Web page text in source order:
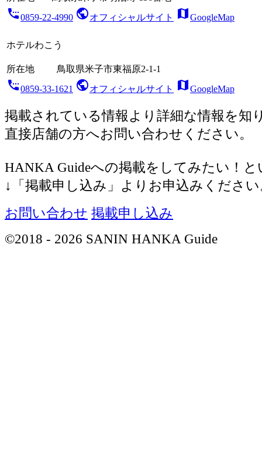
settings_phone0859-22-4990 publicオフィシャルサイト mapGoogleMap
ホテルわこう
所在地 鳥取県米子市東福原2-1-1
settings_phone0859-33-1621 publicオフィシャルサイト mapGoogleMap
掲載されている情報より詳細な情報を知
直接店舗の方へお問い合わせください。
HANKA Guideへの掲載をしてみたい！と
↓「掲載申し込み」よりお申込みくださ
お問い合わせ 掲載申し込み
©2018 - 2026 SANIN HANKA Guide